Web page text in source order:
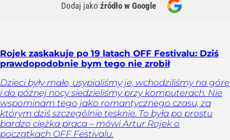
Dodaj jako źródło w Google
Rojek zaskakuje po 19 latach OFF Festivalu: Dziś
prawdopodobnie bym tego nie zrobił
Dzieci były małe, usypialiśmy je, wchodziliśmy na górę
i do późnej nocy siedzieliśmy przy komputerach. Nie
wspominam tego jako romantycznego czasu, za
którym dziś szczególnie tęsknię. To była po prostu
bardzo ciężka praca – mówi Artur Rojek o
początkach OFF Festivalu.